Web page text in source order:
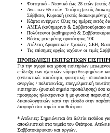
Φοιτητικό - Νεανικό έως 28 ετών (εκτός
Ανω των 65 ετών: Τετάρτη (εκτός
Σάββατο, Κυριακή (εκτός διακεκριμένης
Κάρτα ανέργων: Όλες τις ημέρες εκτός
ΑΜΕΑ (καθημερινά & Σαββατοκύριακο
Πολύτεκνοι (καθημερινά &
Θέσεις μειωμένης ορατότητας 10€
Ατέλειες Δραματικών Σχολών, ΣΕΗ,
Τις επίσημες αργίες ισχύουν οι τιμές
ΠΡΟΠΩΛΗΣΗ ΕΚΠΤΩΤΙΚΩΝ
Για την αγορά και χρήση εισιτηρίων
επίδειξη των σχετικών νόμιμα θεωρημένων
(ενδεικτικά: ταυτότητα, φοιτητική -
ανεργίας / πολυτεκνίας, επαγγελματική
εισιτηρίου (φυσικά σημεία προπώλησης) όσο
προαγοράς ηλεκτρονικά ή με φυσική
δικαιολογητικών κατά την είσοδο στην
διαφορά στο ταμείο του θεάτρου.
* Ατέλειες: Σημειώνεται ότι δελτία εισόδου
αποκλειστικά στα ταμεία του Θεάτρου.
Σαββατοκύριακου και αργιών.